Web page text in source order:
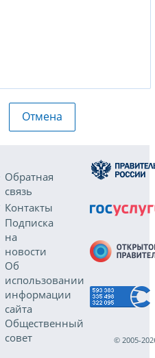
Отмена
Обратная
связь
Контакты
Подписка
на
новости
Об
использовании
информации
сайта
Общественный
совет
© 2005-